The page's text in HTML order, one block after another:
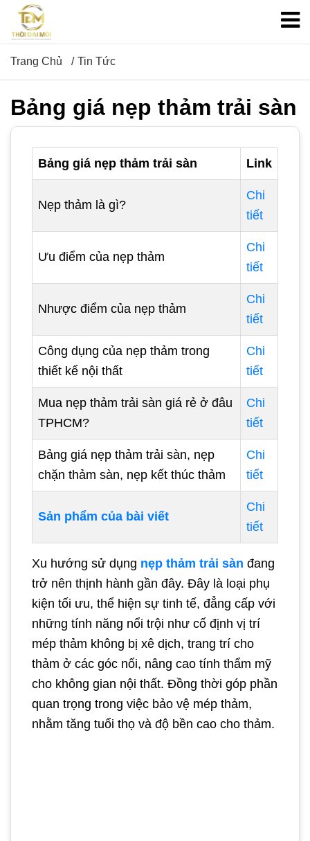
Trang Chủ Tin Tức
Bảng giá nẹp thảm trải sàn
Bảng giá nẹp thảm trải sàn Link
Nẹp thảm là gì?
Chi
tiết
Ưu điểm của nẹp thảm
Chi
tiết
Nhược điểm của nẹp thảm
Chi
tiết
Công dụng của nẹp thảm trong
thiết kế nội thất
Chi
tiết
Mua nẹp thảm trải sàn giá rẻ ở đâu
TPHCM?
Chi
tiết
Bảng giá nẹp thảm trải sàn, nẹp
chặn thảm sàn, nẹp kết thúc thảm
Chi
tiết
Sản phẩm của bài viết
Chi
tiết
Xu hướng sử dụng nẹp thảm trải sàn đang
trở nên thịnh hành gần đây. Đây là loại phụ
kiện tối ưu, thể hiện sự tinh tế, đẳng cấp với
những tính năng nổi trội như cố định vị trí
mép thảm không bị xê dịch, trang trí cho
thảm ở các góc nối, nâng cao tính thẩm mỹ
cho không gian nội thất. Đồng thời góp phần
quan trọng trong việc bảo vệ mép thảm,
nhằm tăng tuổi thọ và độ bền cao cho thảm.